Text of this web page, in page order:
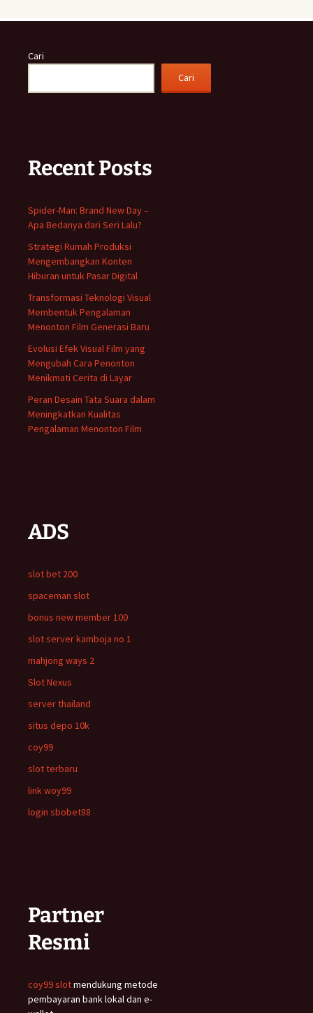
Cari
Cari
Recent Posts
Spider-Man: Brand New Day –
Apa Bedanya dari Seri Lalu?
Strategi Rumah Produksi
Mengembangkan Konten
Hiburan untuk Pasar Digital
Transformasi Teknologi Visual
Membentuk Pengalaman
Menonton Film Generasi Baru
Evolusi Efek Visual Film yang
Mengubah Cara Penonton
Menikmati Cerita di Layar
Peran Desain Tata Suara dalam
Meningkatkan Kualitas
Pengalaman Menonton Film
ADS
slot bet 200
spaceman slot
bonus new member 100
slot server kamboja no 1
mahjong ways 2
Slot Nexus
server thailand
situs depo 10k
coy99
slot terbaru
link woy99
login sbobet88
Partner
Resmi
coy99 slotmendukung metode
pembayaran bank lokal dan e-